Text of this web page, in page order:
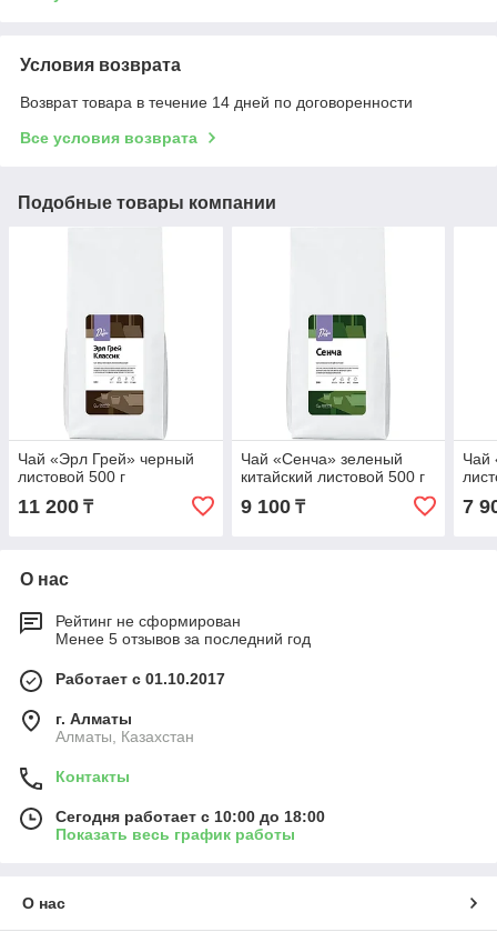
Условия возврата
Возврат товара в течение 14 дней по договоренности
Все условия возврата
Подобные товары компании
Чай «Эрл Грей» черный
листовой 500 г
11 200 ₸
Чай «Сенча» зеленый
китайский листовой 500 г
9 100₸
Чай
7
О нас
Рейтинг не сформирован
Менее 5 отзывов за последний год
Работает с 01.10.2017
г. Алматы
Алматы, Казахстан
Контакты
Сегодня работает с 10:00 до 18:00
Показать весь график работы
О нас